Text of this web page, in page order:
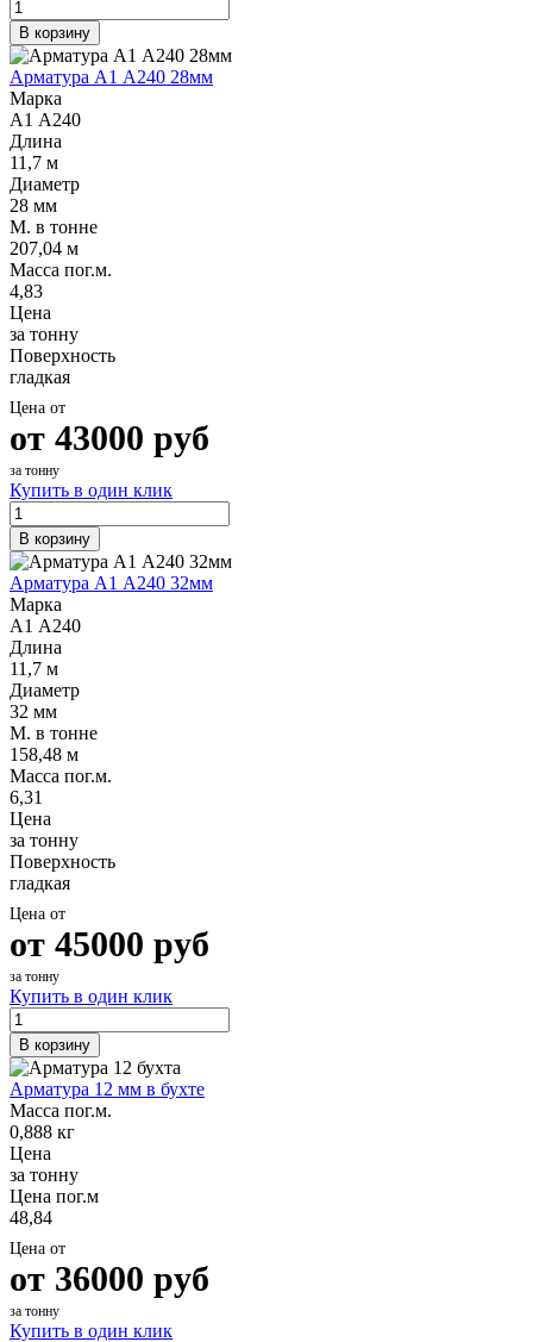
В корзину
Арматура А1 А240 28мм
Марка
А1 А240
Длина
11,7 м
Диаметр
28 мм
М. в тонне
207,04 м
Масса пог.м.
4,83
Цена
за тонну
Поверхность
гладкая
Цена от
от 43000 руб
за тонну
Купить в один клик
В корзину
Арматура А1 А240 32мм
Марка
А1 А240
Длина
11,7 м
Диаметр
32 мм
М. в тонне
158,48 м
Масса пог.м.
6,31
Цена
за тонну
Поверхность
гладкая
Цена от
от 45000 руб
за тонну
Купить в один клик
В корзину
Арматура 12 мм в бухте
Масса пог.м.
0,888 кг
Цена
за тонну
Цена пог.м
48,84
Цена от
от 36000 руб
за тонну
Купить в один клик